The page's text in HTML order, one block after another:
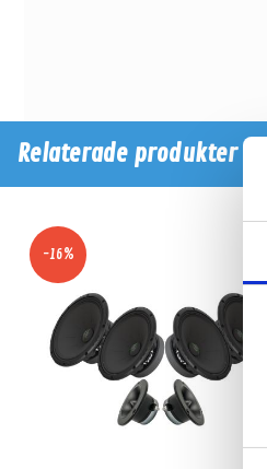
Relaterade produkter
-16%